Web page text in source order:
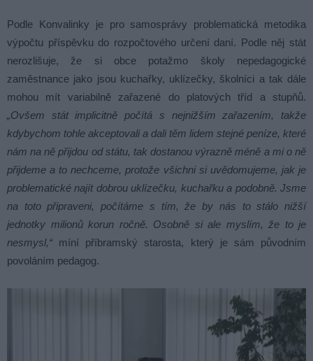
Podle Konvalinky je pro samosprávy problematická metodika
výpočtu příspěvku do rozpočtového určení daní. Podle něj stát
nerozlišuje, že si obce potažmo školy nepedagogické
zaměstnance jako jsou kuchařky, uklízečky, školníci a tak dále
mohou mít variabilně zařazené do platových tříd a stupňů.
„Ovšem stát implicitně počítá s nejnižším zařazením, takže
kdybychom tohle akceptovali a dali těm lidem stejné peníze, které
nám na ně přijdou od státu, tak dostanou výrazně méně a mi o ně
přijdeme a to nechceme, protože všichni si uvědomujeme, jak je
problematické najít dobrou uklízečku, kuchařku a podobně. Jsme
na toto připraveni, počítáme s tím, že by nás to stálo nižší
jednotky milionů korun ročně. Osobně si ale myslím, že to je
nesmysl,“ míní příbramský starosta, který je sám původním
povoláním pedagog.